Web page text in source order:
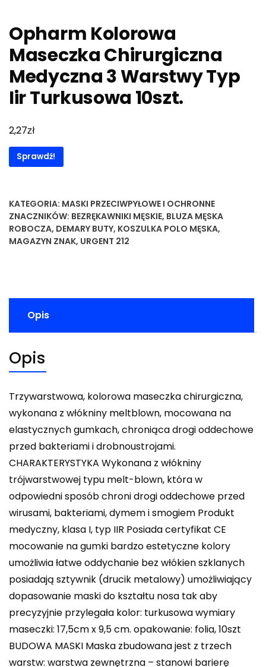
Opharm Kolorowa
Maseczka Chirurgiczna
Medyczna 3 Warstwy Typ
Iir Turkusowa 10szt.
2,27zł
Sprawdź!
KATEGORIA: MASKI PRZECIWPYŁOWE I OCHRONNE
ZNACZNIKÓW: BEZRĘKAWNIKI MĘSKIE, BLUZA MĘSKA
ROBOCZA, DEMARY BUTY, KOSZULKA POLO MĘSKA,
MAGAZYN ZNAK, URGENT 212
Opis
Opis
Trzywarstwowa, kolorowa maseczka chirurgiczna,
wykonana z włókniny meltblown, mocowana na
elastycznych gumkach, chroniąca drogi oddechowe
przed bakteriami i drobnoustrojami.
CHARAKTERYSTYKA Wykonana z włókniny
trójwarstwowej typu melt-blown, która w
odpowiedni sposób chroni drogi oddechowe przed
wirusami, bakteriami, dymem i smogiem Produkt
medyczny, klasa I, typ IIR Posiada certyfikat CE
mocowanie na gumki bardzo estetyczne kolory
umożliwia łatwe oddychanie bez włókien szklanych
posiadają sztywnik (drucik metalowy) umożliwiający
dopasowanie maski do kształtu nosa tak aby
precyzyjnie przylegała kolor: turkusowa wymiary
maseczki: 17,5cm x 9,5 cm. opakowanie: folia, 10szt
BUDOWA MASKI Maska zbudowana jest z trzech
warstw: warstwa zewnętrzna – stanowi barierę